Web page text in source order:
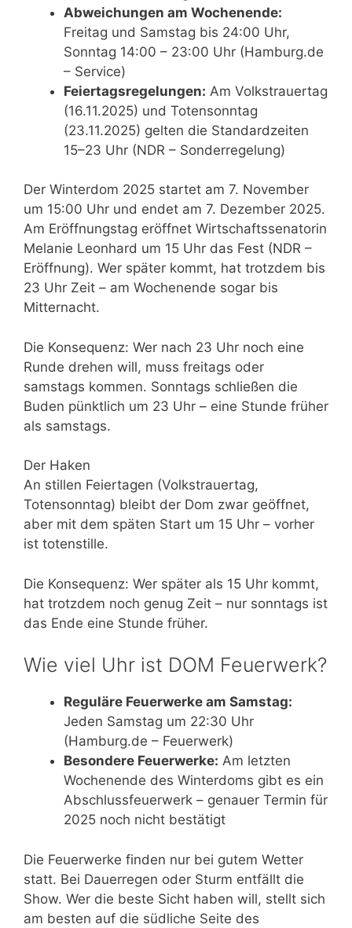
Abweichungen am Wochenende:
Freitag und Samstag bis 24:00 Uhr,
Sonntag 14:00 – 23:00 Uhr (Hamburg.de
– Service)
Feiertagsregelungen: Am Volkstrauertag
(16.11.2025) und Totensonntag
(23.11.2025) gelten die Standardzeiten
15–23 Uhr (NDR – Sonderregelung)
Der Winterdom 2025 startet am 7. November
um 15:00 Uhr und endet am 7. Dezember 2025.
Am Eröffnungstag eröffnet Wirtschaftssenatorin
Melanie Leonhard um 15 Uhr das Fest (NDR –
Eröffnung). Wer später kommt, hat trotzdem bis
23 Uhr Zeit – am Wochenende sogar bis
Mitternacht.
Die Konsequenz: Wer nach 23 Uhr noch eine
Runde drehen will, muss freitags oder
samstags kommen. Sonntags schließen die
Buden pünktlich um 23 Uhr – eine Stunde früher
als samstags.
Der Haken
An stillen Feiertagen (Volkstrauertag,
Totensonntag) bleibt der Dom zwar geöffnet,
aber mit dem späten Start um 15 Uhr – vorher
ist totenstille.
Die Konsequenz: Wer später als 15 Uhr kommt,
hat trotzdem noch genug Zeit – nur sonntags ist
das Ende eine Stunde früher.
Wie viel Uhr ist DOM Feuerwerk?
Reguläre Feuerwerke am Samstag:
Jeden Samstag um 22:30 Uhr
(Hamburg.de – Feuerwerk)
Besondere Feuerwerke: Am letzten
Wochenende des Winterdoms gibt es ein
Abschlussfeuerwerk – genauer Termin für
2025 noch nicht bestätigt
Die Feuerwerke finden nur bei gutem Wetter
statt. Bei Dauerregen oder Sturm entfällt die
Show. Wer die beste Sicht haben will, stellt sich
am besten auf die südliche Seite des